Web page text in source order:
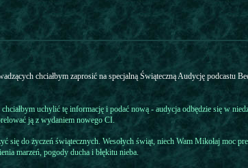
chciałbym zaprosić na specjalną Świąteczną Audycję podcastu
uchylić tę informację i podać nową - audycja odbędzie się w
ją z wydaniem nowego CI.
się do życzeń świątecznych. Wesołych świąt, niech Wam Mikołaj
marzeń, pogody ducha i błękitu nieba.